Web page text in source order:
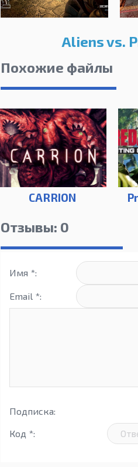
Aliens vs.
Похожие файлы
CARRION
Отзывы: 0
Имя *:
Email *:
Подписка:
Код *: